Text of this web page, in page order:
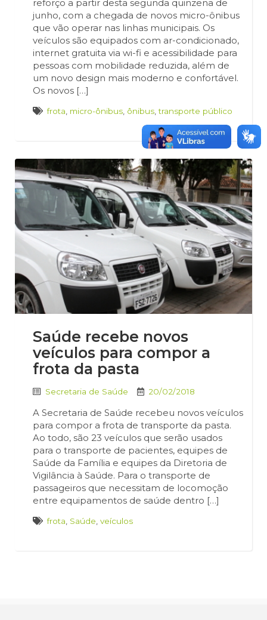
reforço a partir desta segunda quinzena de
junho, com a chegada de novos micro-ônibus
que vão operar nas linhas municipais. Os
veículos são equipados com ar-condicionado,
internet gratuita via wi-fi e acessibilidade para
pessoas com mobilidade reduzida, além de
um novo design mais moderno e confortável.
Os novos […]
frota micro-ônibus ônibus ,transporte público
Saúde recebe novos
veículos para compor a
frota da pasta
Secretaria de Saúde 20/02/2018
A Secretaria de Saúde recebeu novos veículos
para compor a frota de transporte da pasta.
Ao todo, são 23 veículos que serão usados
para o transporte de pacientes, equipes de
Saúde da Família e equipes da Diretoria de
Vigilância à Saúde. Para o transporte de
passageiros que necessitam de locomoção
entre equipamentos de saúde dentro […]
frota Saúde veículos